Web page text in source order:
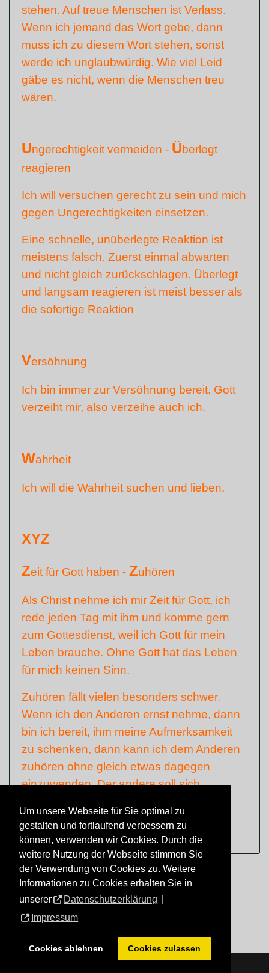
Um unsere Webseite für Sie optimal zu
gestalten und fortlaufend verbessern zu
können, verwenden wir Cookies. Durch die
weitere Nutzung der Webseite stimmen Sie
der Verwendung von Cookies zu. Weitere
Informationen zu Cookies erhalten Sie in
unserer
Datenschutzerklärung
Impressum
Cookies ablehnen Cookies zulassen
stehen. Auf treue Menschen ist Verlass.
Wenn ich jemand das Wort gebe, dann
muss ich zu diesem Wort stehen, sonst
werde ich unglaubwürdig. Wie viel Leid
gäbe es nicht, wenn die Menschen treu
wären.
Ungerechtigkeit vermeiden - Überlegt
reagieren
Ich will versuchen gerecht zu sein und mich
gegen Ungerechtigkeiten einsetzen.
Eine schnelle, unüberlegte Reaktion ist
meistens falsch. Zuerst einmal abwarten
und nicht gleich zurückschlagen. Überlegt
und langsam reagieren ist meist besser als
die sofortige Reaktion
Versöhnung
Ich bin immer zur Versöhnung bereit. Gott
verzeiht mir, also verzeihe auch ich.
Wahrheit
Ich will die Wahrheit suchen und lieben.
XYZ
Zeit für Gott haben - Zuhören
Als Christ nehme ich mir Zeit für Gott, ich
rede jeden Tag mit ihm und komme gern
zum Gottesdienst, weil ich Gott für mein
Leben brauche. Ohne Gott hat das Leben
für mich keinen Sinn.
Zuhören fällt vielen besonders schwer.
Wenn ich den Anderen ernst nehme, dann
bin ich bereit, ihm meine Aufmerksamkeit
zu schenken, dann kann ich dem Anderen
zuhören ohne gleich etwas dagegen
einzuwenden. Der andere soll sich
Seite 2 von 4
1